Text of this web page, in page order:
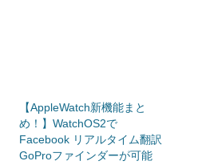
【AppleWatch新機能まと
め！】WatchOS2で
Facebook リアルタイム翻訳
GoProファインダーが可能